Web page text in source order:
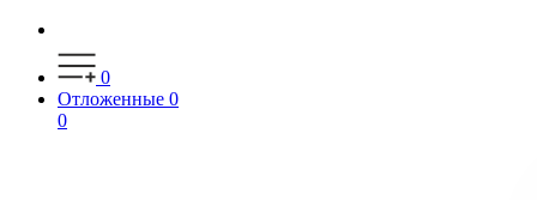
0
Отложенные 0
0